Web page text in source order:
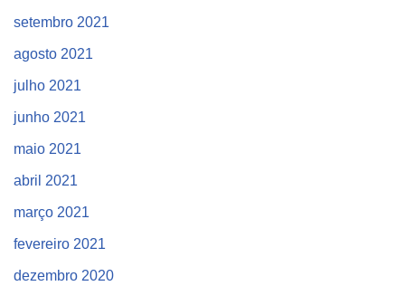
setembro 2021
agosto 2021
julho 2021
junho 2021
maio 2021
abril 2021
março 2021
fevereiro 2021
dezembro 2020